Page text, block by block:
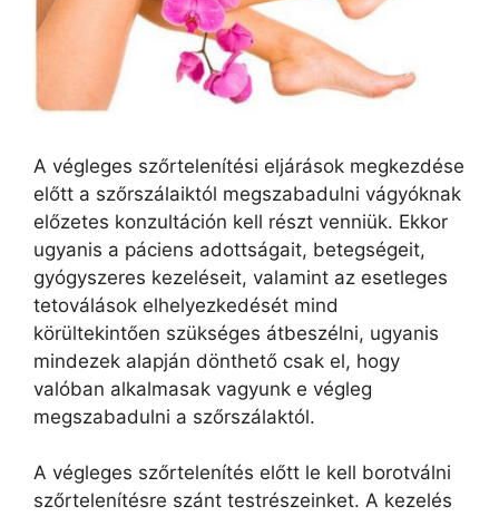
A végleges szőrtelenítési eljárások megkezdése
előtt a szőrszálaiktól megszabadulni vágyóknak
előzetes konzultáción kell részt venniük. Ekkor
ugyanis a páciens adottságait, betegségeit,
gyógyszeres kezeléseit, valamint az esetleges
tetoválások elhelyezkedését mind
körültekintően szükséges átbeszélni, ugyanis
mindezek alapján dönthető csak el, hogy
valóban alkalmasak vagyunk e végleg
megszabadulni a szőrszálaktól.
A végleges szőrtelenítés előtt le kell borotválni
szőrtelenítésre szánt testrészeinket. A kezelés